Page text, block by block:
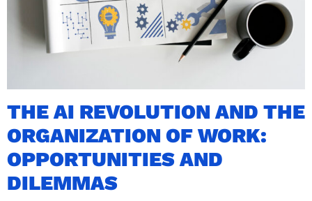
THE AI REVOLUTION AND THE
ORGANIZATION OF WORK:
OPPORTUNITIES AND
DILEMMAS